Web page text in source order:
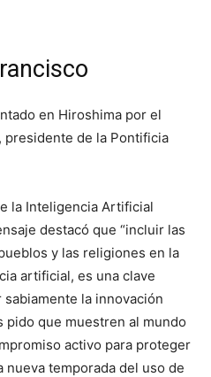
en Hiroshima por el
presidente de la Pontificia
la Inteligencia Artificial
destacó que “incluir las
y las religiones en la
artificial, es una clave
la innovación
pido que muestren al mundo
activo para proteger
nueva temporada del uso de